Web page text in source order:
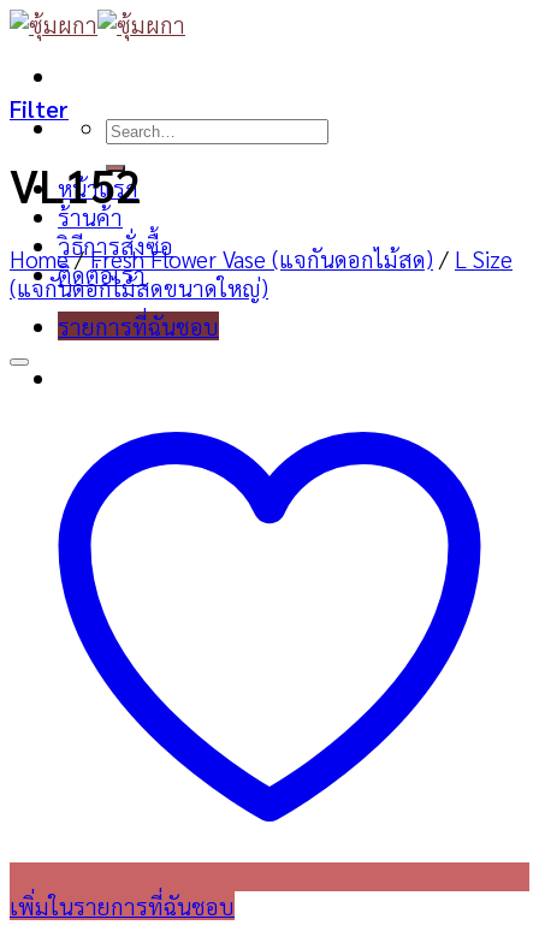
Skip
content
Search
หน้าแรก
ร้านค้า
วิธีการสั่งซื้อ
ติดต่อเรา
รายการที่ฉันชอบ
Filter
VL152
Home / Fresh Flower Vase (แจกันดอกไม้สด) / L Size
(แจกันดอกไม้สดขนาดใหญ่)
เพิ่มในรายการที่ฉันชอบ